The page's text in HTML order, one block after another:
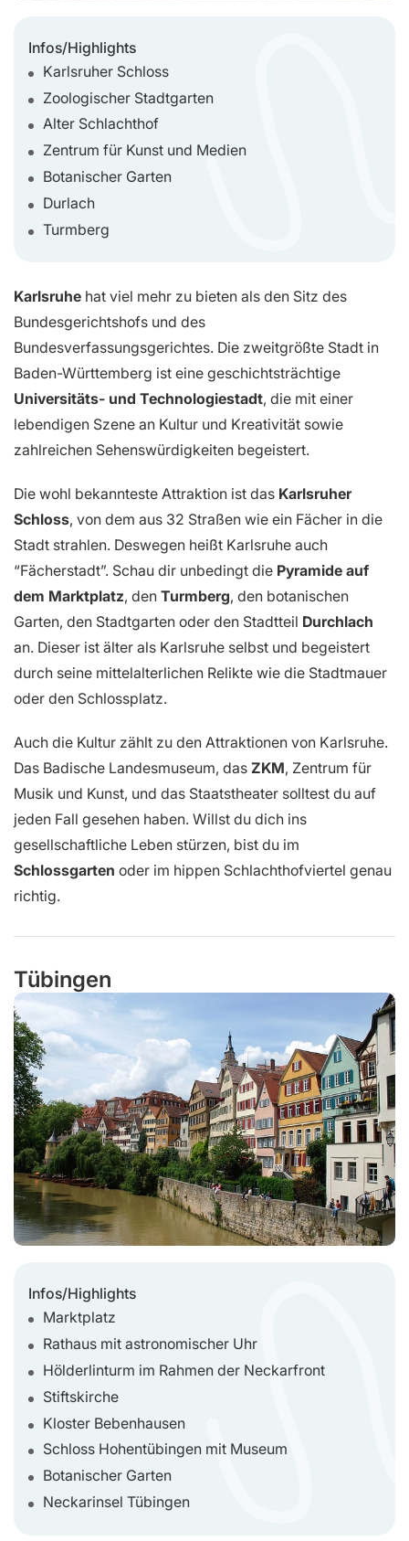
Infos/Highlights
Karlsruher Schloss
Zoologischer Stadtgarten
Alter Schlachthof
Zentrum für Kunst und Medien
Botanischer Garten
Durlach
Turmberg
Karlsruhe hat viel mehr zu bieten als den Sitz des
Bundesgerichtshofs und des
Bundesverfassungsgerichtes. Die zweitgrößte Stadt in
Baden-Württemberg ist eine geschichtsträchtige
Universitäts- und Technologiestadt, die mit einer
lebendigen Szene an Kultur und Kreativität sowie
zahlreichen Sehenswürdigkeiten begeistert.
Die wohl bekannteste Attraktion ist das Karlsruher
Schloss, von dem aus 32 Straßen wie ein Fächer in die
Stadt strahlen. Deswegen heißt Karlsruhe auch
“Fächerstadt”. Schau dir unbedingt die Pyramide auf
dem Marktplatz, den Turmberg, den botanischen
Garten, den Stadtgarten oder den Stadtteil Durchlach
an. Dieser ist älter als Karlsruhe selbst und begeistert
durch seine mittelalterlichen Relikte wie die Stadtmauer
oder den Schlossplatz.
Auch die Kultur zählt zu den Attraktionen von Karlsruhe.
Das Badische Landesmuseum, das ZKM, Zentrum für
Musik und Kunst, und das Staatstheater solltest du auf
jeden Fall gesehen haben. Willst du dich ins
gesellschaftliche Leben stürzen, bist du im
Schlossgarten oder im hippen Schlachthofviertel genau
richtig.
Tübingen
Infos/Highlights
Marktplatz
Rathaus mit astronomischer Uhr
Hölderlinturm im Rahmen der Neckarfront
Stiftskirche
Kloster Bebenhausen
Schloss Hohentübingen mit Museum
Botanischer Garten
Neckarinsel Tübingen